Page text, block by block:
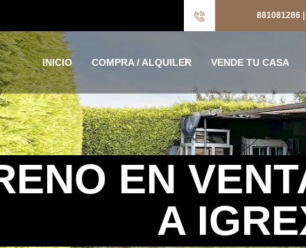
881081286
INICIO COMPRA / ALQUILER VENDE TU CASA
EN
A